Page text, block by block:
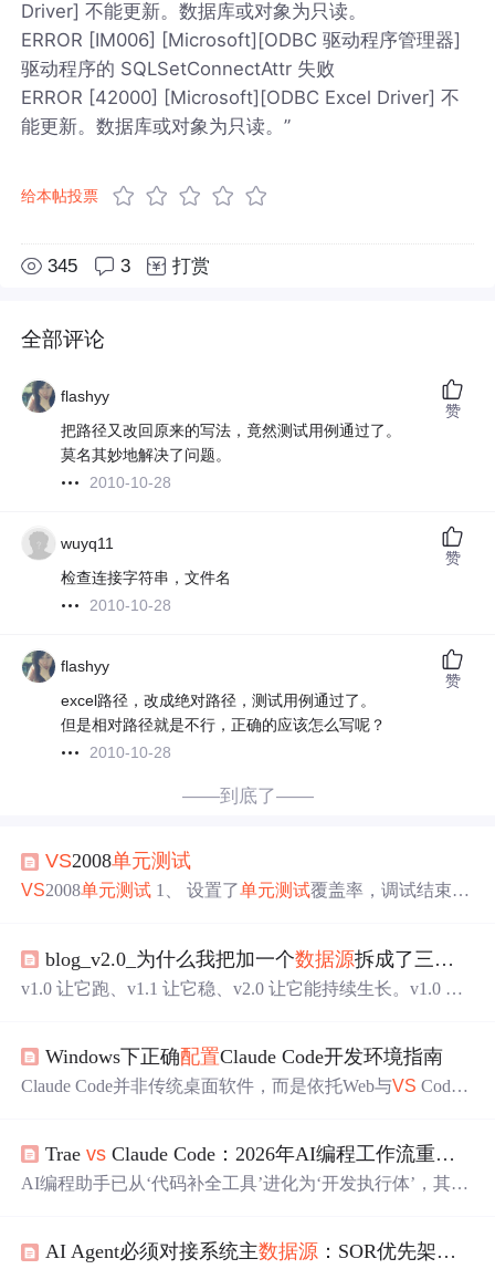
Driver] 不能更新。数据库或对象为只读。
ERROR [IM006] [Microsoft][ODBC 驱动程序管理器]
驱动程序的 SQLSetConnectAttr 失败
ERROR [42000] [Microsoft][ODBC Excel Driver] 不
能更新。数据库或对象为只读。”
给本帖投票
345 3 打赏
全部评论
flashyy
把路径又改回原来的写法，竟然测试用例通过了。
莫名其妙地解决了问题。
2010-10-28
赞
wuyq11
检查连接字符串，文件名
2010-10-28
赞
flashyy
excel路径，改成绝对路径，测试用例通过了。
但是相对路径就是不行，正确的应该怎么写呢？
2010-10-28
赞
——到底了——
VS2008单元测试
VS2008单元测试 1、 设置了单元测试覆盖率，调试结束结
“当前文中上下的测试”，就可以查看到代码覆盖率了。
2、 当前上下文找不到名称”Int32”。 问题分析：当前测试
blog_v2.0_为什么我把加一个数据源拆成了三个Phase
v1.0 让它跑、v1.1 让它稳、v2.0 让它能持续生长。v1.0 时
吗？但现在我知道，项目的真正价值不在"功能多"，在"加
下一个功能的成本是否还能控制"。v1.x 的能跑，但每加一
一上午。架构的复利是这样来的。
Windows下正确配置Claude Code开发环境指南
Claude Code并非传统桌面软件，而是依托Web与VS Code
础，Git提供上下文感知与工程化支撑，环境变量实现可复
现的配置管理。该技术路径强调CLI工具链集成、跨平台
同分析等典型AI编程场景。
Traevs Claude Code：2026年AI编程工作流重构指南
AI编程助手已从‘代码补全工具’进化为‘开发执行体’，其核
境。Trae的SOLO模式通过VSCode原生架构实现自然语言
AI Agent必须对接系统主数据源 ：SOR优先架构实战指南